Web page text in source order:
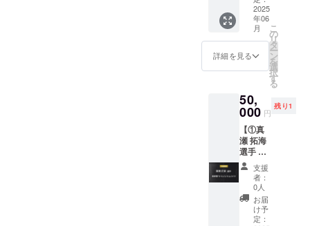
望され
る方
は、備
考欄に
をご記
入くだ
れない
場合は
「掲載
なし」
とご記
入くだ
さい。
にご希
望のお
名前を
たしま
す。 ・
TRANK
SHONA
Nの公式
HP ・掲
載期
間：
2025年
5月1
日〜1年
間掲載
・掲載
方法：
・有効
期限：
2025年
5月1日
から1年
お一人
様1回限
用いた
だけま
す。 ・
備考欄
に2025
年5月1
日以降
の実施
希望日
手）、
運営メ
バー、
所属選
サッ
カーイ
ベント
に参加
できる
権利で
す。現
役Jリー
ガーや
クラブ
関係者
と交流
掲載
権】 ①
杉岡 大
暉選手
実使用
サイン
入りス
先着1名
様限定
で、現
役プロ
サッ
カー選
手・杉
岡大暉
選手の
実使用
サイン
入りス
2025
年06
月
詳細を見る
こ
の
リ
タ
ー
ン
を
選
択
す
る
50,
000 円
残り1
【①真
瀬 拓海
選手 実
使用サ
イン入
りスパ
イク +
②HPへ
の氏名
支援
者：
0人
お届
け予
定：